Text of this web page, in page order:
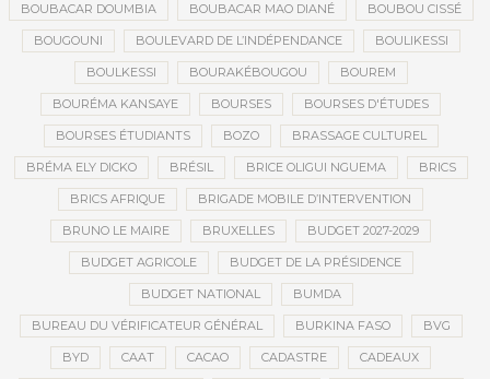
BOUBACAR DOUMBIA BOUBACAR MAO DIANÉ BOUBOU CISSÉ
BOUGOUNI BOULEVARD DE L’INDÉPENDANCE BOULIKESSI
BOULKESSI BOURAKÉBOUGOU BOUREM
BOURÉMA KANSAYE BOURSES BOURSES D'ÉTUDES
BOURSES ÉTUDIANTS BOZO BRASSAGE CULTUREL
BRÉMA ELY DICKO BRÉSIL BRICE OLIGUI NGUEMA BRICS
BRICS AFRIQUE BRIGADE MOBILE D’INTERVENTION
BRUNO LE MAIRE BRUXELLES BUDGET 2027-2029
BUDGET AGRICOLE BUDGET DE LA PRÉSIDENCE
BUDGET NATIONAL BUMDA
BUREAU DU VÉRIFICATEUR GÉNÉRAL BURKINA FASO BVG
BYD CAAT CACAO CADASTRE CADEAUX